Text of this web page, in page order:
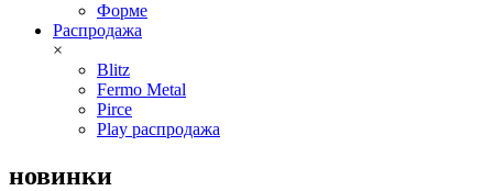
Форме
Распродажа
×
Blitz
Fermo Metal
Pirce
Play распродажа
новинки